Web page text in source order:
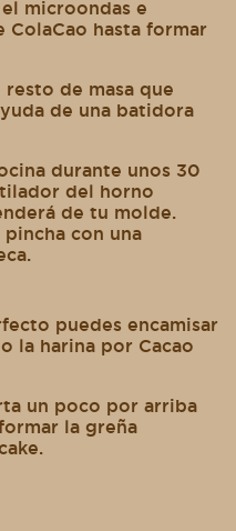
microondas e
ColaCao hasta formar
de masa que
de una batidora
durante unos 30
del horno
de tu molde.
con una
puedes encamisar
la harina por Cacao
un poco por arriba
la greña